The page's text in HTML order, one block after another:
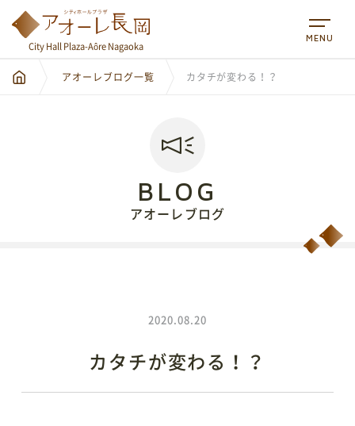
City Hall Plaza-Aôre Nagaoka
アオーレブログ一覧 カタチが変わる！？
BLOG
アオーレブログ
2020.08.20
カタチが変わる！？
MENU